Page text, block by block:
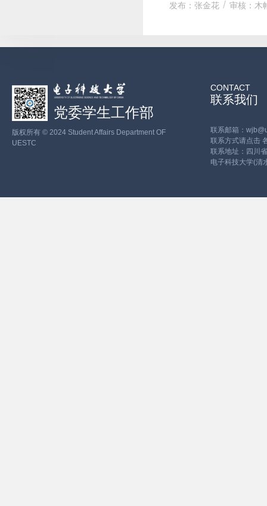
发布：张金花 审核：木
党委学生工作部
版权所有 © 2024 Student Affairs Department OF
UESTC
CONTACT
联系我们
联系邮箱：
联系方式请点击
联系地址：四川
电子科技大学(清